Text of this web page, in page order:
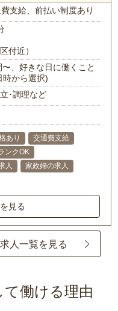
費支給、前払い制度あり
付近）
、好きな日に働くこと
時から選択)
･調理など
あり
交通費支給
ンクOK
人
家政婦の求人
見る
人一覧を見る
働ける理由